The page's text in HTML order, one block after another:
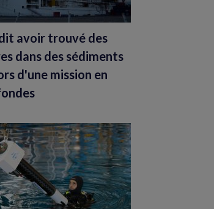
avoir trouvé des
dans des sédiments
d'une mission en